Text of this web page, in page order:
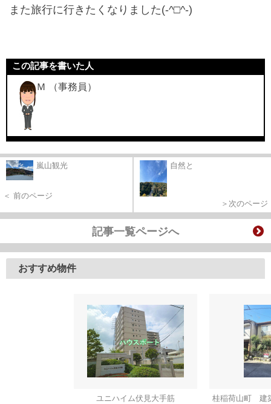
また旅行に行きたくなりました(-^□^-)
この記事を書いた人
Ｍ （事務員）
嵐山観光
＜ 前のページ
自然と
＞次のページ
記事一覧ページへ
おすすめ物件
ユニハイム伏見大手筋
桂稲荷山町 建